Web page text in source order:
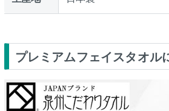
プレミアムフェイスタオル